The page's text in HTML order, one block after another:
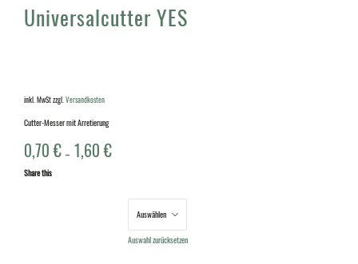
Universalcutter YES
inkl. MwStzzgl.Versandkosten
Cutter-Messer mit Arretierung
0,70€ – 1,60€
Auswahl zurücksetzen
Share this